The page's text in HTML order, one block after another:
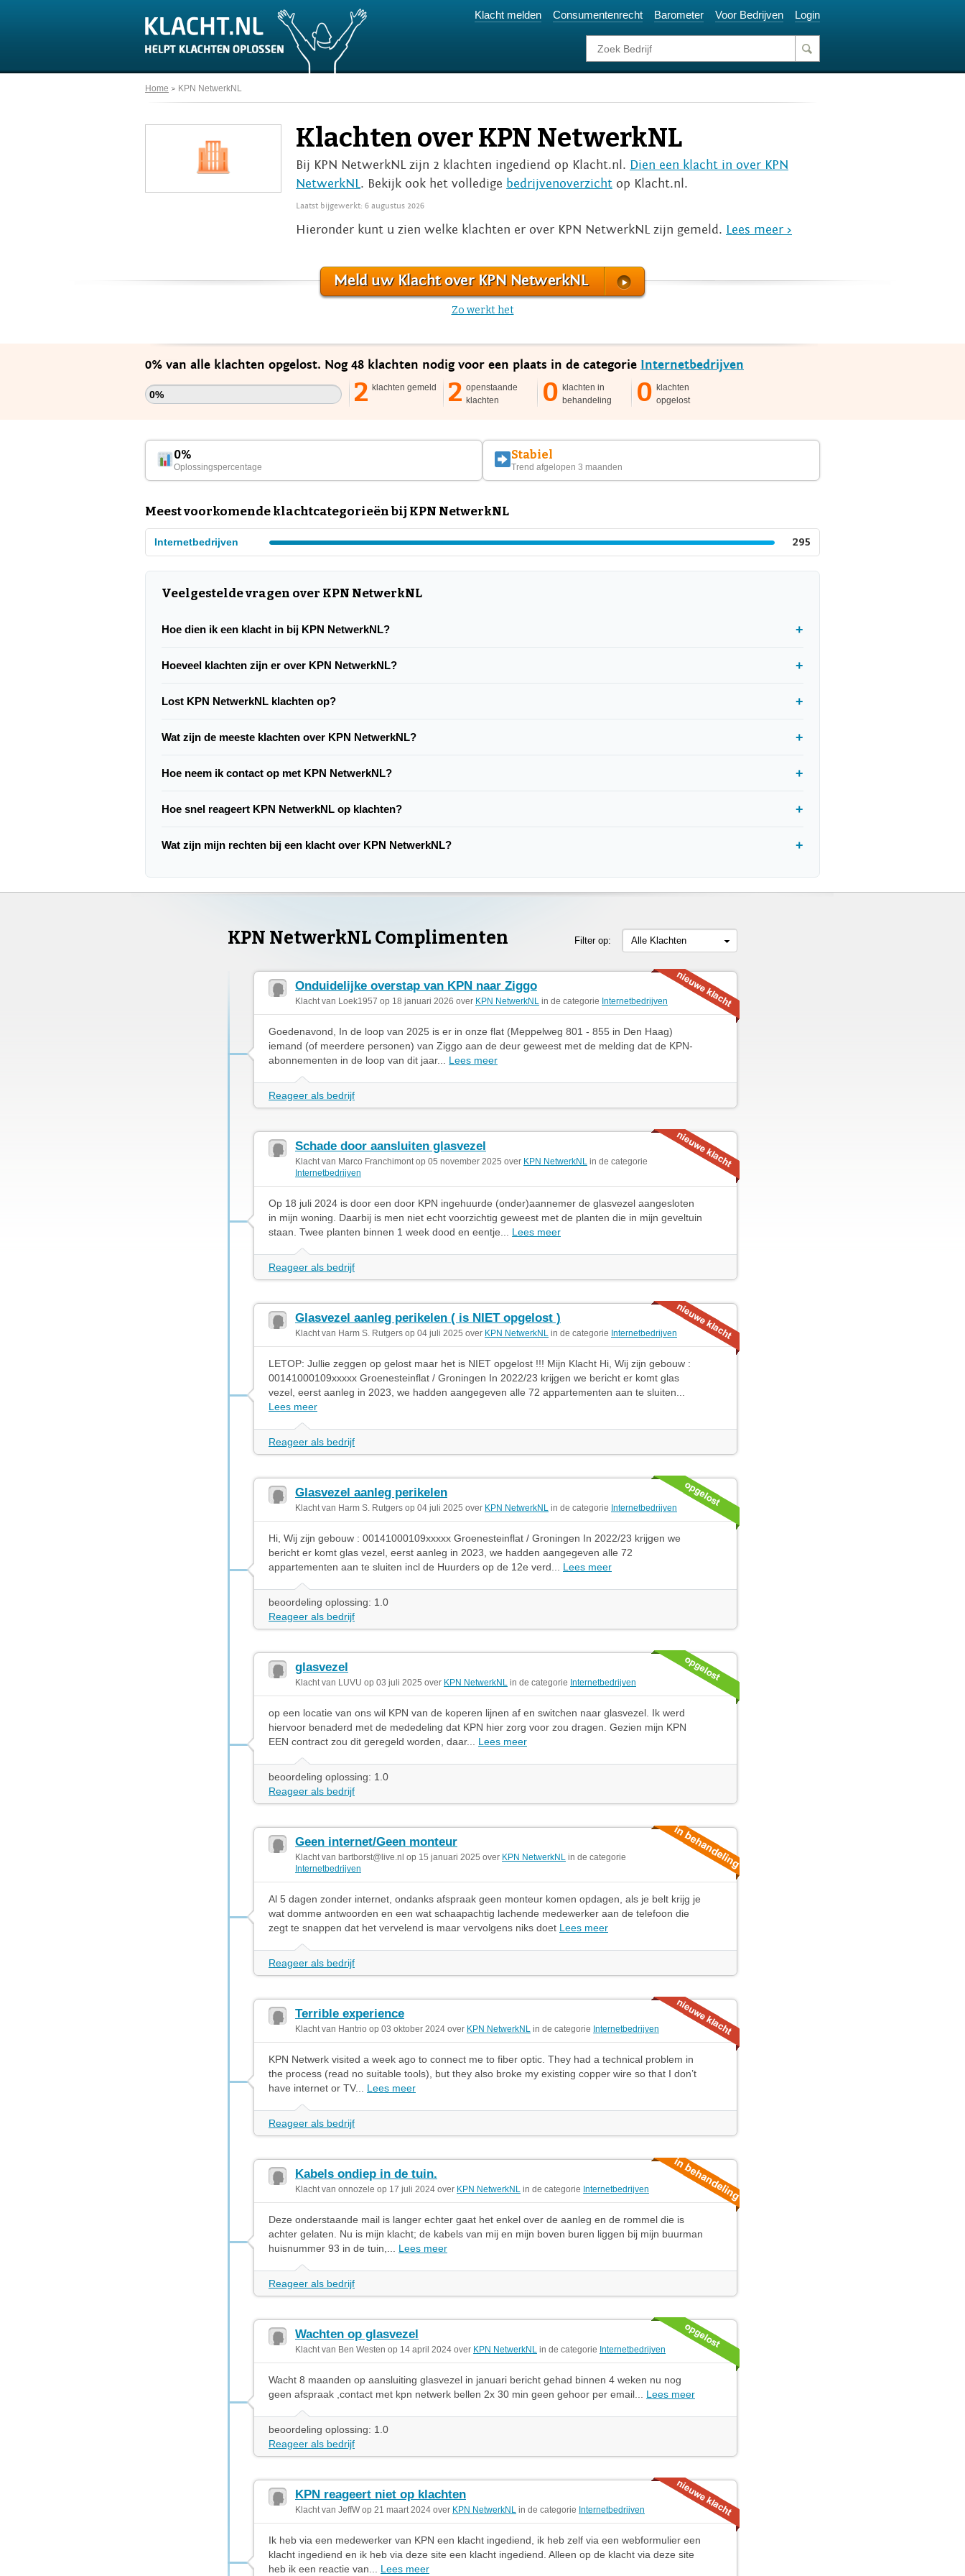
Klacht melden Consumentenrecht Barometer Voor Bedrijven Login
Home KPN NetwerkNL
Klachten over KPN NetwerkNL
Bij KPN NetwerkNL zijn 2 klachten ingediend op Klacht.nl. Dien een klacht in over KPN
NetwerkNL. Bekijk ook het volledige bedrijvenoverzicht op Klacht.nl.
Laatst bijgewerkt: 6 augustus 2026
Hieronder kunt u zien welke klachten er over KPN NetwerkNL zijn gemeld. Lees meer >
Meld uw Klacht over KPN NetwerkNL
Zo werkt het
0% van alle klachten opgelost. Nog 48 klachten nodig voor een plaats in de categorie Internetbedrijven
0% 2 klachten gemeld 2 openstaande
klachten
0 klachten in
behandeling
0 klachten
opgelost
0%
Oplossingspercentage
Stabiel
Trend afgelopen 3 maanden
Meest voorkomende klachtcategorieën bij KPN NetwerkNL
Internetbedrijven 295
Veelgestelde vragen over KPN NetwerkNL
Hoe dien ik een klacht in bij KPN NetwerkNL?
Hoeveel klachten zijn er over KPN NetwerkNL?
Lost KPN NetwerkNL klachten op?
Wat zijn de meeste klachten over KPN NetwerkNL?
Hoe neem ik contact op met KPN NetwerkNL?
Hoe snel reageert KPN NetwerkNL op klachten?
Wat zijn mijn rechten bij een klacht over KPN NetwerkNL?
KPN NetwerkNL Complimenten Filter op: Alle Klachten
Onduidelijke overstap van KPN naar Ziggo
Klacht van Loek1957 op 18 januari 2026 over KPN NetwerkNL in de categorie Internetbedrijven
Goedenavond, In de loop van 2025 is er in onze flat (Meppelweg 801 - 855 in Den Haag)
iemand (of meerdere personen) van Ziggo aan de deur geweest met de melding dat de KPN-
abonnementen in de loop van dit jaar... Lees meer
Reageer als bedrijf
Schade door aansluiten glasvezel
Klacht van Marco Franchimont op 05 november 2025 over KPN NetwerkNL in de categorie
Internetbedrijven
Op 18 juli 2024 is door een door KPN ingehuurde (onder)aannemer de glasvezel aangesloten
in mijn woning. Daarbij is men niet echt voorzichtig geweest met de planten die in mijn geveltuin
staan. Twee planten binnen 1 week dood en eentje... Lees meer
Reageer als bedrijf
Glasvezel aanleg perikelen ( is NIET opgelost )
Klacht van Harm S. Rutgers op 04 juli 2025 over KPN NetwerkNL in de categorie Internetbedrijven
LETOP: Jullie zeggen op gelost maar het is NIET opgelost !!! Mijn Klacht Hi, Wij zijn gebouw :
00141000109xxxxx Groenesteinflat / Groningen In 2022/23 krijgen we bericht er komt glas
vezel, eerst aanleg in 2023, we hadden aangegeven alle 72 appartementen aan te sluiten...
Lees meer
Reageer als bedrijf
Glasvezel aanleg perikelen
Klacht van Harm S. Rutgers op 04 juli 2025 over KPN NetwerkNL in de categorie Internetbedrijven
Hi, Wij zijn gebouw : 00141000109xxxxx Groenesteinflat / Groningen In 2022/23 krijgen we
bericht er komt glas vezel, eerst aanleg in 2023, we hadden aangegeven alle 72
appartementen aan te sluiten incl de Huurders op de 12e verd... Lees meer
beoordeling oplossing: 1.0
Reageer als bedrijf
glasvezel
Klacht van LUVU op 03 juli 2025 over KPN NetwerkNL in de categorie Internetbedrijven
op een locatie van ons wil KPN van de koperen lijnen af en switchen naar glasvezel. Ik werd
hiervoor benaderd met de mededeling dat KPN hier zorg voor zou dragen. Gezien mijn KPN
EEN contract zou dit geregeld worden, daar... Lees meer
beoordeling oplossing: 1.0
Reageer als bedrijf
Geen internet/Geen monteur
Klacht van bartborst@live.nl op 15 januari 2025 over KPN NetwerkNL in de categorie
Internetbedrijven
Al 5 dagen zonder internet, ondanks afspraak geen monteur komen opdagen, als je belt krijg je
wat domme antwoorden en een wat schaapachtig lachende medewerker aan de telefoon die
zegt te snappen dat het vervelend is maar vervolgens niks doet Lees meer
Reageer als bedrijf
Terrible experience
Klacht van Hantrio op 03 oktober 2024 over KPN NetwerkNL in de categorie Internetbedrijven
KPN Netwerk visited a week ago to connect me to fiber optic. They had a technical problem in
the process (read no suitable tools), but they also broke my existing copper wire so that I don’t
have internet or TV... Lees meer
Reageer als bedrijf
Kabels ondiep in de tuin.
Klacht van onnozele op 17 juli 2024 over KPN NetwerkNL in de categorie Internetbedrijven
Deze onderstaande mail is langer echter gaat het enkel over de aanleg en de rommel die is
achter gelaten. Nu is mijn klacht; de kabels van mij en mijn boven buren liggen bij mijn buurman
huisnummer 93 in de tuin,... Lees meer
Reageer als bedrijf
Wachten op glasvezel
Klacht van Ben Westen op 14 april 2024 over KPN NetwerkNL in de categorie Internetbedrijven
Wacht 8 maanden op aansluiting glasvezel in januari bericht gehad binnen 4 weken nu nog
geen afspraak ,contact met kpn netwerk bellen 2x 30 min geen gehoor per email... Lees meer
beoordeling oplossing: 1.0
Reageer als bedrijf
KPN reageert niet op klachten
Klacht van JeffW op 21 maart 2024 over KPN NetwerkNL in de categorie Internetbedrijven
Ik heb via een medewerker van KPN een klacht ingediend, ik heb zelf via een webformulier een
klacht ingediend en ik heb via deze site een klacht ingediend. Alleen op de klacht via deze site
heb ik een reactie van... Lees meer